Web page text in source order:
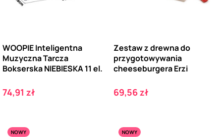
WOOPIE Inteligentna
Muzyczna Tarcza
Bokserska NIEBIESKA 11 el.
Cena
74,91 zł
Zestaw z drewna do
przygotowywania
cheeseburgera Erzi
Cena
69,56 zł
NOWY
NOWY